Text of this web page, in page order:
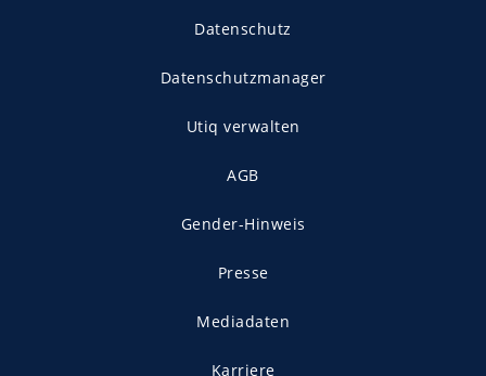
Datenschutz
Datenschutzmanager
Utiq verwalten
AGB
Gender-Hinweis
Presse
Mediadaten
Karriere